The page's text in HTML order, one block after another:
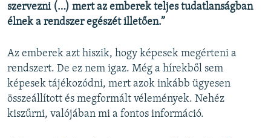
szervezni (…) mert az emberek teljes tudatlanságban
élnek a rendszer egészét illetően.”
Az emberek azt hiszik, hogy képesek megérteni a
rendszert. De ez nem igaz. Még a hírekből sem
képesek tájékozódni, mert azok inkább ügyesen
összeállított és megformált vélemények. Nehéz
kiszűrni, valójában mi a fontos információ.